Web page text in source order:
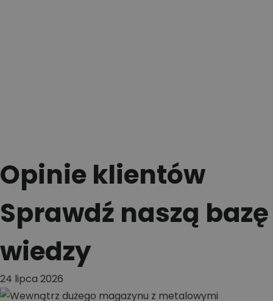
Opinie klientów
Sprawdź naszą bazę
wiedzy
24 lipca 2026